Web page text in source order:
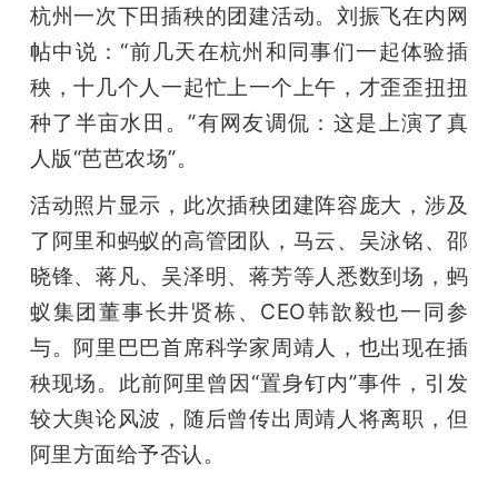
杭州一次下田插秧的团建活动。刘振飞在内网
帖中说：“前几天在杭州和同事们一起体验插
秧，十几个人一起忙上一个上午，才歪歪扭扭
种了半亩水田。”有网友调侃：这是上演了真
人版“芭芭农场”。
活动照片显示，此次插秧团建阵容庞大，涉及
了阿里和蚂蚁的高管团队，马云、吴泳铭、邵
晓锋、蒋凡、吴泽明、蒋芳等人悉数到场，蚂
蚁集团董事长井贤栋、CEO韩歆毅也一同参
与。阿里巴巴首席科学家周靖人，也出现在插
秧现场。此前阿里曾因“置身钉内”事件，引发
较大舆论风波，随后曾传出周靖人将离职，但
阿里方面给予否认。